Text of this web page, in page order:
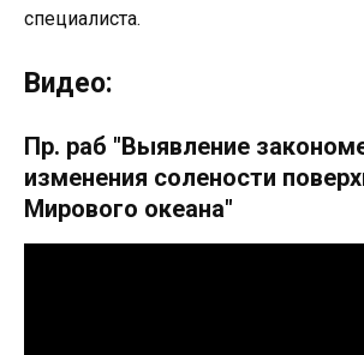
специалиста.
Видео:
Пр. раб "Выявление
изменения солености
Мирового океана"